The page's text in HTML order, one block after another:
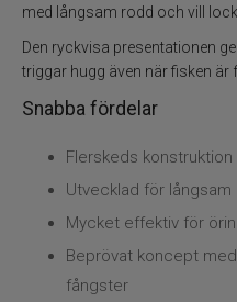
Flugfiske
Kläder
Specimenfiske
med långsam rodd och vill
Den ryckvisa presentationen
triggar hugg även när fisken är
Snabba fördelar
Flerskeds
Utvecklad för
Mycket effektiv för
Beprövat koncept
fångster